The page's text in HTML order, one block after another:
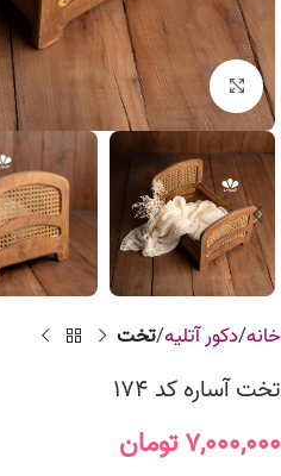
برای بزرگنمایی کلیک کنید
خانه دکور آتلیه تخت
تخت آساره کد 174
۷,۰۰۰,۰۰۰تومان